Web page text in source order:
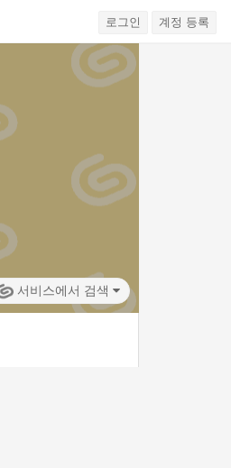
로그인 계정 등록
서비스에서 검색